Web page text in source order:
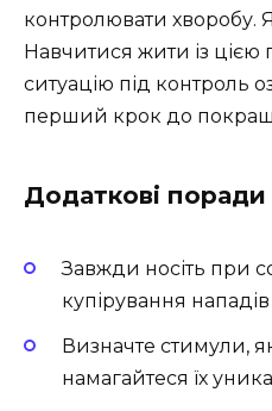
контролювати хворобу.
Навчитися жити із цією
ситуацію під контроль
перший крок до
Додаткові поради
Завжди носіть при
купірування нападів
Визначте стимули,
намагайтеся їх